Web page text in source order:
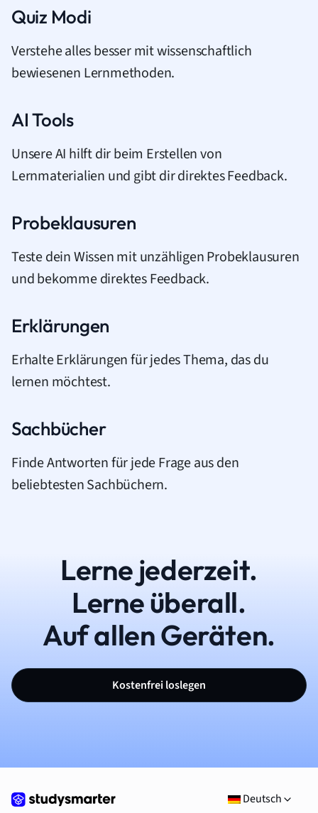
Quiz Modi
Verstehe alles besser mit wissenschaftlich
bewiesenen Lernmethoden.
AI Tools
Unsere AI hilft dir beim Erstellen von
Lernmaterialien und gibt dir direktes Feedback.
Probeklausuren
Teste dein Wissen mit unzähligen Probeklausuren
und bekomme direktes Feedback.
Erklärungen
Erhalte Erklärungen für jedes Thema, das du
lernen möchtest.
Sachbücher
Finde Antworten für jede Frage aus den
beliebtesten Sachbüchern.
Lerne jederzeit.
Lerne überall.
Auf allen Geräten.
Kostenfrei loslegen
Deutsch